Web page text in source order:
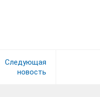
Следующая
новость